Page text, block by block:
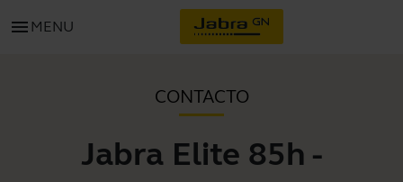
menu MENU
CONTACTO
Jabra Elite 85h -